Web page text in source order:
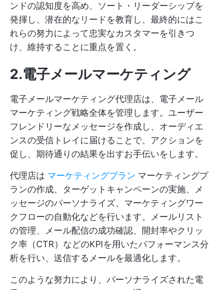
ンドの認知度を高め、ソート・リーダーシップを
発揮し、潜在的なリードを教育し、最終的にはこ
れらの努力によって忠実なカスタマーを引きつ
け、維持することに重点を置く。
2.電子メールマーケティング
電子メールマーケティング代理店は、電子メール
マーケティング戦略全体を管理します。ユーザー
フレンドリーなメッセージを作成し、オーディエ
ンスの受信トレイに届けることで、アクションを
促し、期待通りの結果を出すお手伝いをします。
代理店は マーケティングプラン マーケティングプ
ランの作成、ターゲットキャンペーンの実施、メ
ッセージのパーソナライズ、マーケティングワー
クフローの自動化などを行います。メールリスト
の管理、メール配信の成功確認、開封率やクリッ
ク率（CTR）などのKPIを用いたパフォーマンス分
析を行い、送信するメールを最適化します。
このような努力により、パーソナライズされた電